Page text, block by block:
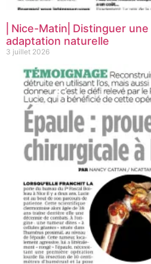
⎜Nice-Matin⎜Distinguer
adaptation naturelle
3 juillet 2026